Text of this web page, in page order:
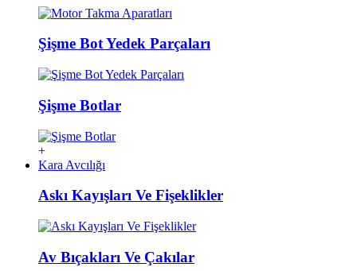
Şişme Bot Yedek Parçaları
Şişme Botlar
+
Kara Avcılığı
Askı Kayışları Ve Fişeklikler
Av Bıçakları Ve Çakılar